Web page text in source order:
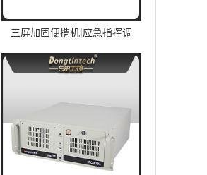
三屏加固便携机|应急指挥调
度台移动终端|DTG-U1713-